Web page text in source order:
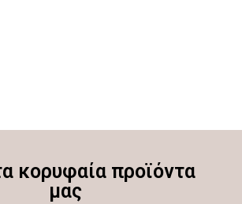
κορυφαία προϊόντα
μας